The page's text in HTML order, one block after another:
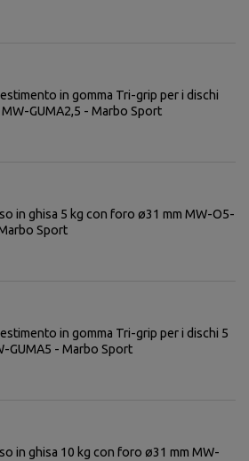
in gomma Tri-grip per i dischi
MW-GUMA2,5 - Marbo Sport
in ghisa 5 kg con foro ø31 mm MW-O5-
Sport
in gomma Tri-grip per i dischi 5
GUMA5 - Marbo Sport
in ghisa 10 kg con foro ø31 mm MW-